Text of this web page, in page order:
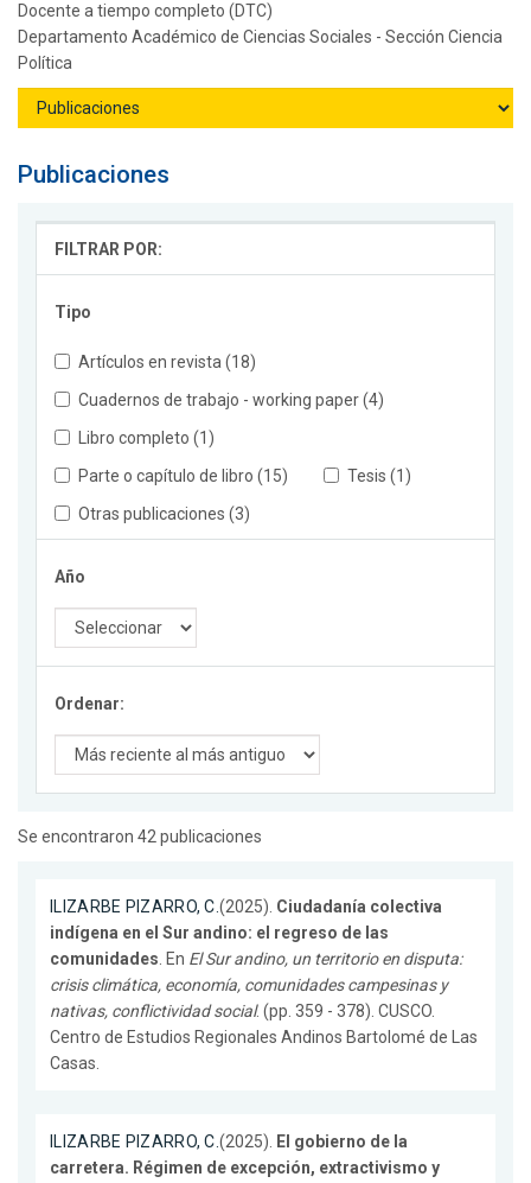
Docente a tiempo completo (DTC)
Departamento Académico de Ciencias Sociales - Sección Ciencia
Política
Publicaciones
FILTRAR POR:
Tipo
Artículos en revista (18)
Cuadernos de trabajo - working paper (4)
Libro completo (1)
Parte o capítulo de libro (15)
Tesis (1)
Otras publicaciones (3)
Año
Ordenar:
Se encontraron 42 publicaciones
ILIZARBE PIZARRO, C.(2025). Ciudadanía colectiva
indígena en el Sur andino: el regreso de las
comunidades. En El Sur andino, un territorio en disputa:
crisis climática, economía, comunidades campesinas y
nativas, conflictividad social. (pp. 359 - 378). CUSCO.
Centro de Estudios Regionales Andinos Bartolomé de Las
Casas.
ILIZARBE PIZARRO, C.(2025). El gobierno de la
carretera. Régimen de excepción, extractivismo y